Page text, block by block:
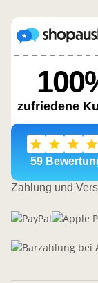
Zahlung und